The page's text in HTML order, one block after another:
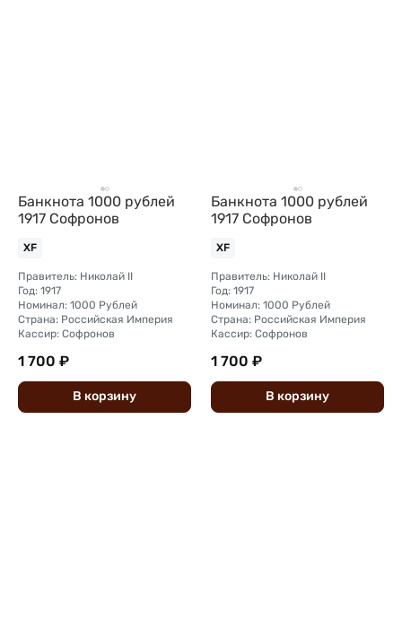
Банкнота 1000 рублей
1917 Софронов
XF
Правитель: Николай II
Год: 1917
Номинал: 1000 Рублей
Страна: Российская Империя
Кассир: Софронов
1 700 ₽
В корзину
Банкнота 1000 рублей
1917 Софронов
XF
Правитель: Николай II
Год: 1917
Номинал: 1000 Рублей
Страна: Российская Империя
Кассир: Софронов
1 700 ₽
В корзину